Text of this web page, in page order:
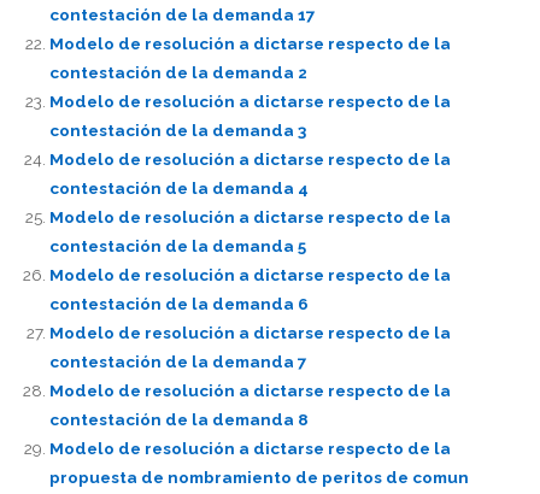
contestación de la demanda 17
Modelo de resolución a dictarse respecto de la
contestación de la demanda 2
Modelo de resolución a dictarse respecto de la
contestación de la demanda 3
Modelo de resolución a dictarse respecto de la
contestación de la demanda 4
Modelo de resolución a dictarse respecto de la
contestación de la demanda 5
Modelo de resolución a dictarse respecto de la
contestación de la demanda 6
Modelo de resolución a dictarse respecto de la
contestación de la demanda 7
Modelo de resolución a dictarse respecto de la
contestación de la demanda 8
Modelo de resolución a dictarse respecto de la
propuesta de nombramiento de peritos de comun